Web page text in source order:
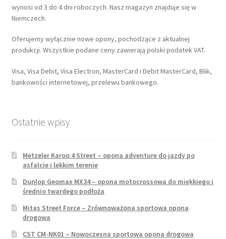
wynosi od 3 do 4 dni roboczych. Nasz magazyn znajduje się w
Niemczech.
Oferujemy wyłącznie nowe opony, pochodzące z aktualnej
produkcji. Wszystkie podane ceny zawierają polski podatek VAT.
Visa, Visa Debit, Visa Electron, MasterCard i Debit MasterCard, Blik,
bankowości internetowej, przelewu bankowego.
Ostatnie wpisy
Metzeler Karoo 4 Street – opona adventure do jazdy po
asfalcie i lekkim terenie
Dunlop Geomax MX34 – opona motocrossowa do miękkiego i
średnio twardego podłoża
Mitas Street Force – Zrównoważona sportowa opona
drogowa
CST CM-NK01 – Nowoczesna sportowa opona drogowa